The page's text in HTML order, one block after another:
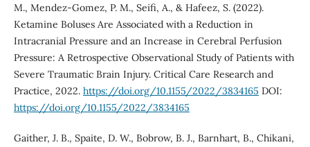
M., Mendez-Gomez, P. M., Seifi, A., & Hafeez, S. (2022).
Ketamine Boluses Are Associated with a Reduction in
Intracranial Pressure and an Increase in Cerebral Perfusion
Pressure: A Retrospective Observational Study of Patients with
Severe Traumatic Brain Injury. Critical Care Research and
Practice, 2022. https://doi.org/10.1155/2022/3834165 DOI:
https://doi.org/10.1155/2022/3834165
Gaither, J. B., Spaite, D. W., Bobrow, B. J., Barnhart, B., Chikani,